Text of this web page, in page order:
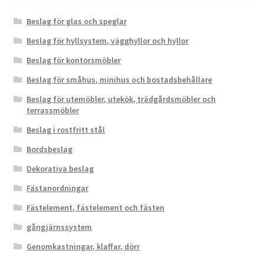
Beslag för glas och speglar
Beslag för hyllsystem, vägghyllor och hyllor
Beslag för kontorsmöbler
Beslag för småhus, minihus och bostadsbehållare
Beslag för utemöbler, utekök, trädgårdsmöbler och
terrassmöbler
Beslag i rostfritt stål
Bordsbeslag
Dekorativa beslag
Fästanordningar
Fästelement, fästelement och fästen
gångjärnssystem
Genomkastningar, klaffar, dörr